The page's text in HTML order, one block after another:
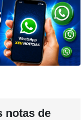
notas de